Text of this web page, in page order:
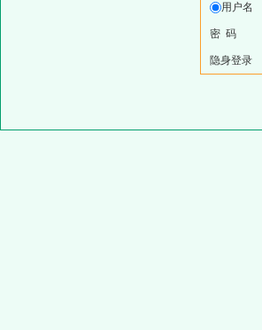
用户名
密 码
隐身登录